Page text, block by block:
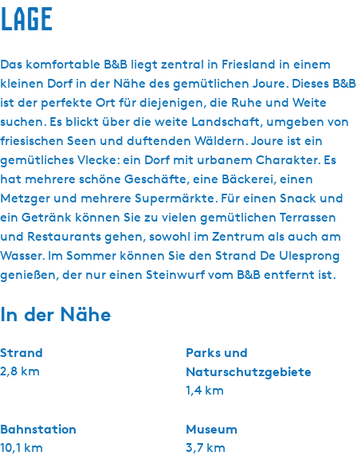
Lage
Das komfortable B&B liegt zentral in Friesland in einem
kleinen Dorf in der Nähe des gemütlichen Joure. Dieses B&B
ist der perfekte Ort für diejenigen, die Ruhe und Weite
suchen. Es blickt über die weite Landschaft, umgeben von
friesischen Seen und duftenden Wäldern. Joure ist ein
gemütliches Vlecke: ein Dorf mit urbanem Charakter. Es
hat mehrere schöne Geschäfte, eine Bäckerei, einen
Metzger und mehrere Supermärkte. Für einen Snack und
ein Getränk können Sie zu vielen gemütlichen Terrassen
und Restaurants gehen, sowohl im Zentrum als auch am
Wasser. Im Sommer können Sie den Strand De Ulesprong
genießen, der nur einen Steinwurf vom B&B entfernt ist.
In der Nähe
Strand
2,8 km
Parks und
Naturschutzgebiete
1,4 km
Bahnstation
10,1 km
Museum
3,7 km